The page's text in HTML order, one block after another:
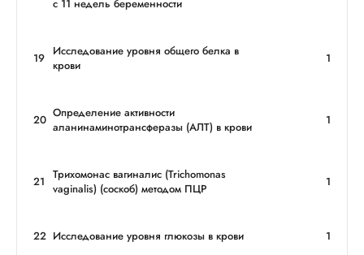
с 11 недель беременности
19 Исследование уровня общего белка в
крови
1
20 Определение активности
аланинаминотрансферазы (АЛТ) в крови
1
21 Трихомонас вагиналис (Trichomonas
vaginalis) (соскоб) методом ПЦР
1
22 Исследование уровня глюкозы в крови 1